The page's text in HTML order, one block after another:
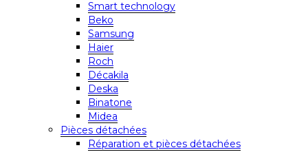
Smart technology
Beko
Samsung
Haier
Roch
Décakila
Deska
Binatone
Midea
Pièces détachées
Réparation et pièces détachées